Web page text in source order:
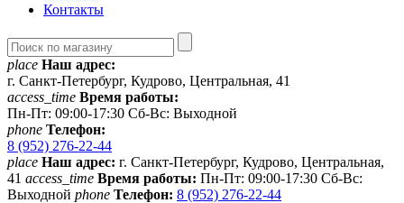
Контакты
place Наш адрес:
г. Санкт-Петербург, Кудрово, Центральная, 41
access_time Время работы:
Пн-Пт: 09:00-17:30 Сб-Вс: Выходной
phone Телефон:
8 (952) 276-22-44
place Наш адрес: г. Санкт-Петербург, Кудрово, Центральная,
41 access_time Время работы: Пн-Пт: 09:00-17:30 Сб-Вс:
Выходной phone Телефон: 8 (952) 276-22-44